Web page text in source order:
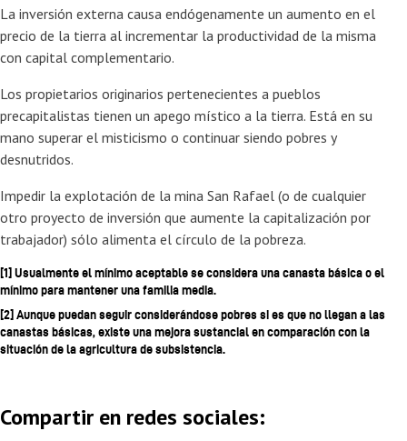
La inversión externa causa endógenamente un aumento en el
precio de la tierra al incrementar la productividad de la misma
con capital complementario.
Los propietarios originarios pertenecientes a pueblos
precapitalistas tienen un apego místico a la tierra. Está en su
mano superar el misticismo o continuar siendo pobres y
desnutridos.
Impedir la explotación de la mina San Rafael (o de cualquier
otro proyecto de inversión que aumente la capitalización por
trabajador) sólo alimenta el círculo de la pobreza.
[1] Usualmente el mínimo aceptable se considera una canasta básica o el
mínimo para mantener una familia media.
[2] Aunque puedan seguir considerándose pobres si es que no llegan a las
canastas básicas, existe una mejora sustancial en comparación con la
situación de la agricultura de subsistencia.
Compartir en redes sociales: